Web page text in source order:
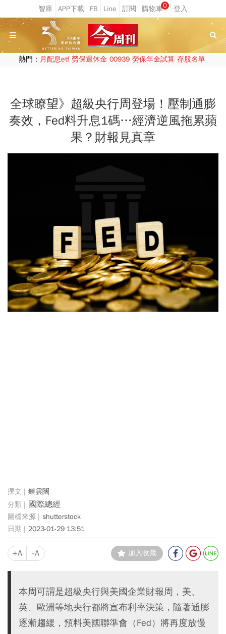
0
熱門： 月配息etf 勞保退休金 00939 勞保年金試算 存股名單
全球瞭望》超級央行周登場！壓制通膨
奏效，Fed料升息1碼…經濟逆風拖累蘋
果？財報見真章
鍾雲闊
國際總經
shutterstock
2023-01-29 13:51
+A -A 加入收藏
本周可謂是超級央行與美國企業財報周，美、
英、歐洲等地央行都將宣布利率決策，隨著通膨
逐漸趨緩，預料美國聯準會（Fed）將再度放慢